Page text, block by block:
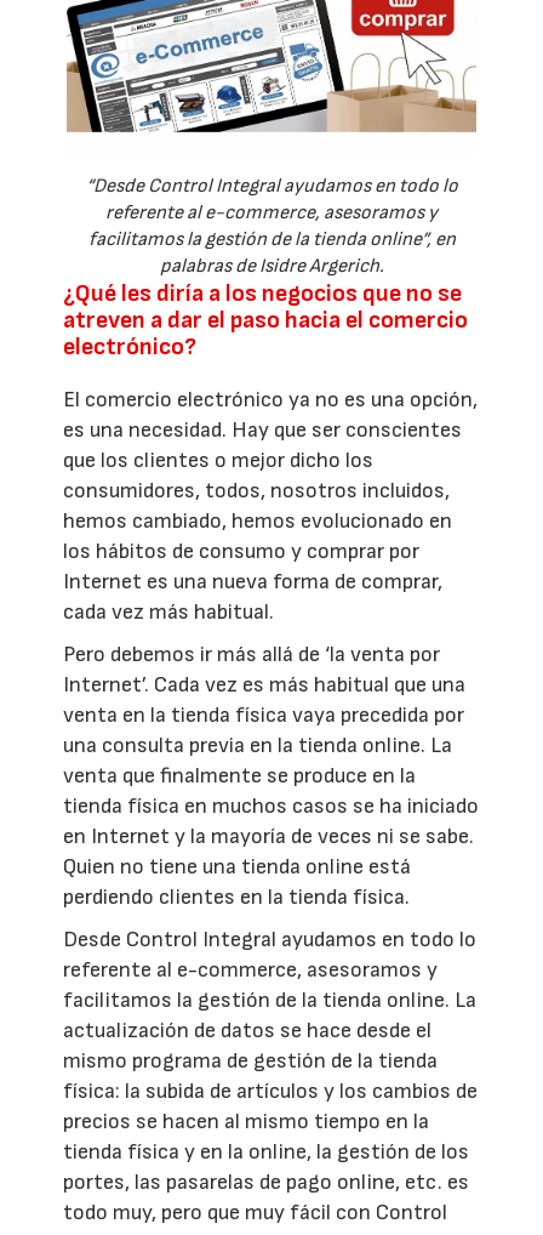
“Desde Control Integral ayudamos en todo lo
referente al e-commerce, asesoramos y
facilitamos la gestión de la tienda online”, en
palabras de Isidre Argerich.
¿Qué les diría a los negocios que no se
atreven a dar el paso hacia el comercio
electrónico?
El comercio electrónico ya no es una opción,
es una necesidad. Hay que ser conscientes
que los clientes o mejor dicho los
consumidores, todos, nosotros incluidos,
hemos cambiado, hemos evolucionado en
los hábitos de consumo y comprar por
Internet es una nueva forma de comprar,
cada vez más habitual.
Pero debemos ir más allá de ‘la venta por
Internet’. Cada vez es más habitual que una
venta en la tienda física vaya precedida por
una consulta previa en la tienda online. La
venta que finalmente se produce en la
tienda física en muchos casos se ha iniciado
en Internet y la mayoría de veces ni se sabe.
Quien no tiene una tienda online está
perdiendo clientes en la tienda física.
Desde Control Integral ayudamos en todo lo
referente al e-commerce, asesoramos y
facilitamos la gestión de la tienda online. La
actualización de datos se hace desde el
mismo programa de gestión de la tienda
física: la subida de artículos y los cambios de
precios se hacen al mismo tiempo en la
tienda física y en la online, la gestión de los
portes, las pasarelas de pago online, etc. es
todo muy, pero que muy fácil con Control